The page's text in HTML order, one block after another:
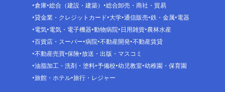
倉庫 総合（建設・建築）
総合卸売・商社・貿易
貸金業・クレジットカード 大学 通信販売 鉄・金属 電器
電気 電気・電子機器 動物病院 日用雑貨 農林水産
百貨店・スーパー 病院 不動産開発 不動産賃貸
不動産売買 保険 放送・出版・マスコミ
油脂加工・洗剤・塗料 予備校 幼児教室 幼稚園・保育園
旅館・ホテル 旅行・レジャー